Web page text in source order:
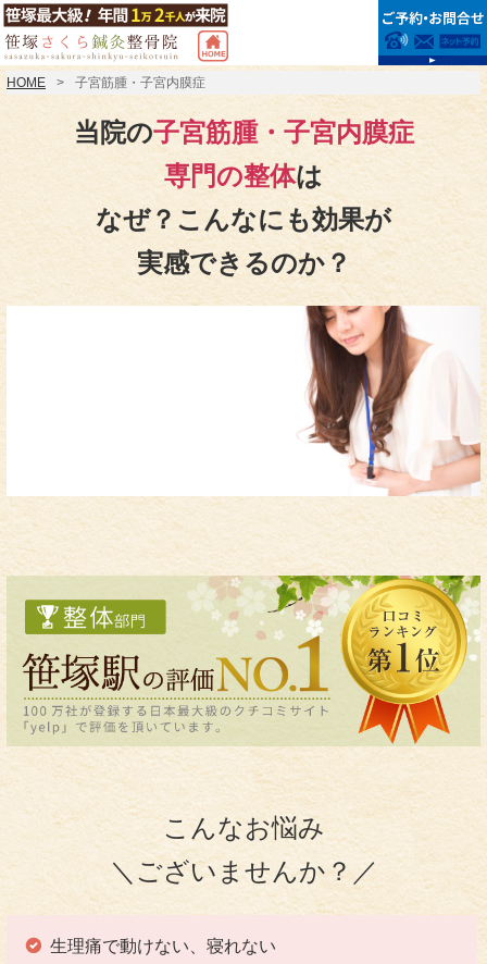
HOME 子宮筋腫・子宮内膜症
当院の子宮筋腫・子宮内膜症
専門の整体は
なぜ？こんなにも効果が
実感できるのか？
こんなお悩み
＼ございませんか？／
生理痛で動けない、寝れない